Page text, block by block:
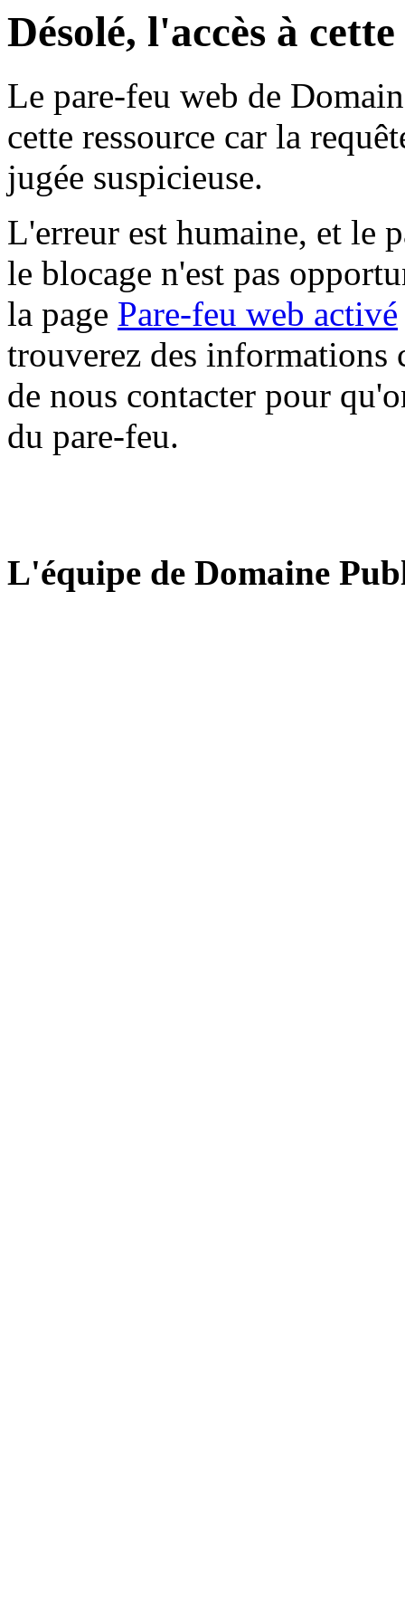
Désolé, l'accès à
Le pare-feu web de
cette ressource car la
jugée suspicieuse.
L'erreur est humaine, et le
le blocage n'est pas
la page Pare-feu web activé
trouverez des informations
de nous contacter pour
du pare-feu.
L'équipe de Domaine